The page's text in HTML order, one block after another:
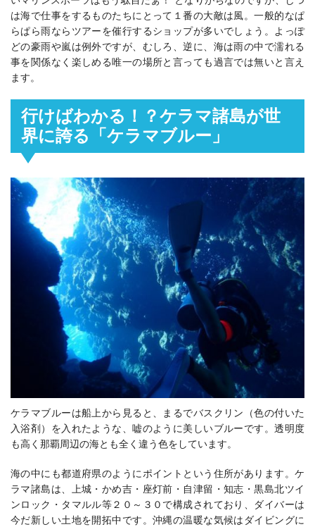
は海で仕事をするものたちにとって１番の大敵は風。一般的なぱ
らぱら雨ならツアーを催行するショップが多いでしょう。よっぽ
どの豪雨や嵐は例外ですが、むしろ、逆に、海は雨の中で濡れる
事を関係なく楽しめる唯一の場所と言っても過言では無いと言え
ます。
行けばわかる！？ケラマ諸島が世
界に誇る「ケラマブルー」
ケラマブルーは船上から見ると、まるでバスクリン（色の付いた
入浴剤）を入れたような、嘘のように美しいブルーです。透明度
も高く那覇周辺の海とも全く違う色をしています。
海の中にも都道府県のようにポイントという住所があります。ケ
ラマ諸島は、上城・かめ吉・座灯前・自津留・知志・黒島北ツイ
ンロック・タマルル等２０～３０で構成されており、ダイバーは
今だ新しい土地を開拓中です。沖縄の温暖な気候はダイビングに